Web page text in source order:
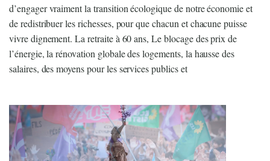
d’engager vraiment la transition écologique de notre économie et
de redistribuer les richesses, pour que chacun et chacune puisse
vivre dignement. La retraite à 60 ans, Le blocage des prix de
l’énergie, la rénovation globale des logements, la hausse des
salaires, des moyens pour les services publics et